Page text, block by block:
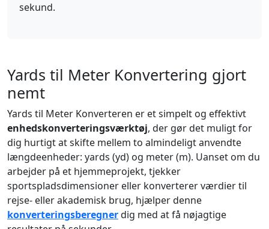
sekund.
Yards til Meter Konvertering gjort
nemt
Yards til Meter Konverteren er et simpelt og effektivt
enhedskonverteringsværktøj, der gør det muligt for
dig hurtigt at skifte mellem to almindeligt anvendte
længdeenheder: yards (yd) og meter (m). Uanset om du
arbejder på et hjemmeprojekt, tjekker
sportspladsdimensioner eller konverterer værdier til
rejse- eller akademisk brug, hjælper denne
konverteringsberegnerdig med at få nøjagtige